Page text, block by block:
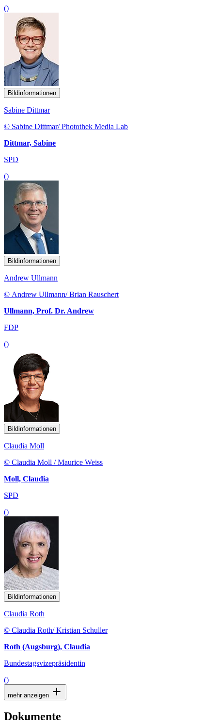
()
Bildinformationen
Sabine Dittmar
© Sabine Dittmar/ Photothek Media Lab
Dittmar, Sabine
SPD
()
Bildinformationen
Andrew Ullmann
© Andrew Ullmann/ Brian Rauschert
Ullmann, Prof. Dr. Andrew
FDP
()
Bildinformationen
Claudia Moll
© Claudia Moll / Maurice Weiss
Moll, Claudia
SPD
()
Bildinformationen
Claudia Roth
© Claudia Roth/ Kristian Schuller
Roth (Augsburg), Claudia
Bundestagsvizepräsidentin
()
mehr anzeigen
Dokumente